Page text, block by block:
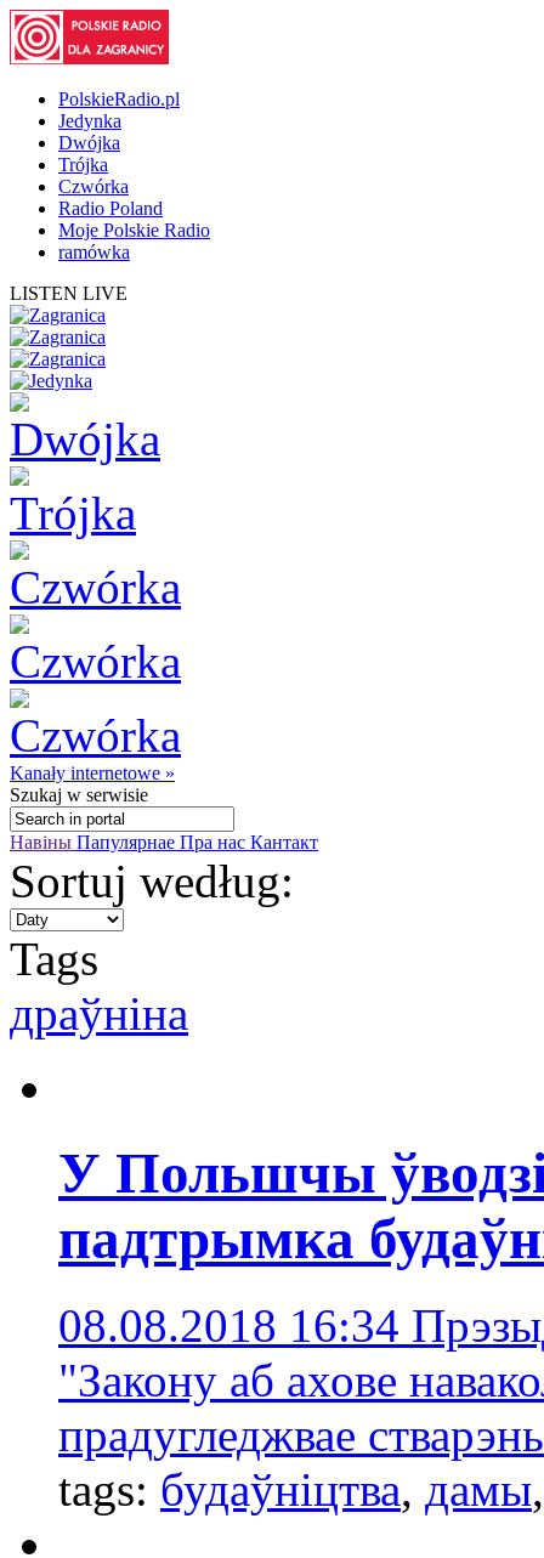
PolskieRadio.pl
Jedynka
Dwójka
Trójka
Czwórka
Radio Poland
Moje Polskie Radio
ramówka
LISTEN LIVE
Kanały internetowe »
Szukaj w serwisie
Навіны Папулярнае Пра нас Кантакт
Sortuj według:
Tags
драўніна
У Польшчы
падтрымка
08.08.2018 16:34
"Закону аб ахове
прадугледжвае
tags: будаўніцтва, дамы